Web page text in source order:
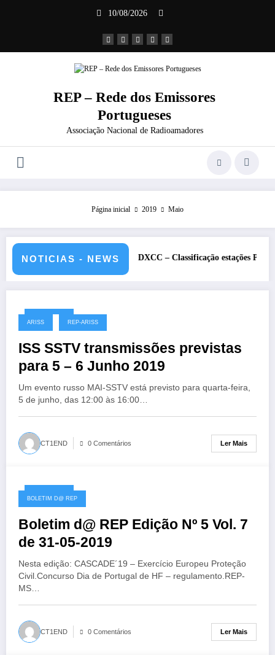
10/08/2026
REP – Rede dos Emissores
Portugueses
Associação Nacional de Radioamadores
Página inicial 2019 Maio
NOTICIAS - NEWS
– CS5HQ DXCC – Classificação estações Portuguesas-2026
31/05/2019
ARISS REP-ARISS
ISS SSTV transmissões previstas
para 5 – 6 Junho 2019
Um evento russo MAI-SSTV está previsto para quarta-feira,
5 de junho, das 12:00 às 16:00…
CT1END 0 Comentários Ler Mais
31/05/2019
BOLETIM D@ REP
Boletim d@ REP Edição Nº 5 Vol. 7
de 31-05-2019
Nesta edição: CASCADE´19 – Exercício Europeu Proteção
Civil.Concurso Dia de Portugal de HF – regulamento.REP-
MS…
CT1END 0 Comentários Ler Mais